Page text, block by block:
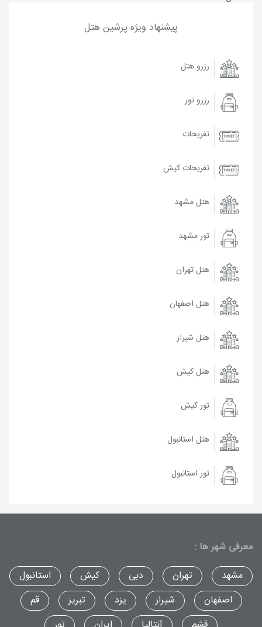
پیشنهاد ویژه پرشین هتل
رزرو هتل
رزرو تور
تفریحات
تفریحات کیش
هتل مشهد
تور مشهد
هتل تهران
هتل اصفهان
هتل شیراز
هتل کیش
تور کیش
هتل استانبول
تور استانبول
معرفی شهر ها :
مشهد
تهران دبی کیش
استانبول
اصفهان
شیراز یزد تبریز
قم